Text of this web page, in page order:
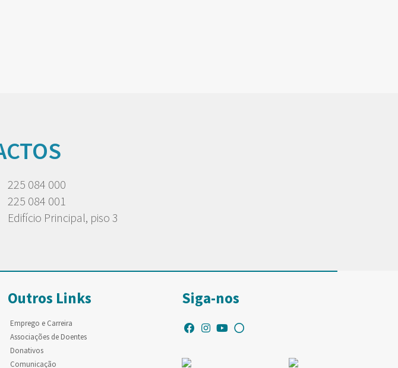
225 084 000
225 084 001
Edifício Principal, piso 3
Outros Links
Emprego e Carreira
Associações de Doentes
Donativos
Comunicação
Siga-nos